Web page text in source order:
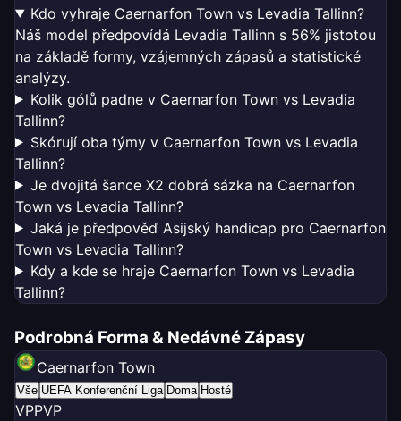
Kdo vyhraje Caernarfon Town vs Levadia Tallinn?
Náš model předpovídá Levadia Tallinn s 56% jistotou
na základě formy, vzájemných zápasů a statistické
analýzy.
Kolik gólů padne v Caernarfon Town vs Levadia
Tallinn?
Skórují oba týmy v Caernarfon Town vs Levadia
Tallinn?
Je dvojitá šance X2 dobrá sázka na Caernarfon
Town vs Levadia Tallinn?
Jaká je předpověď Asijský handicap pro Caernarfon
Town vs Levadia Tallinn?
Kdy a kde se hraje Caernarfon Town vs Levadia
Tallinn?
Podrobná Forma & Nedávné Zápasy
Caernarfon Town
Vše UEFA Konferenční Liga Doma Hosté
VPPVP